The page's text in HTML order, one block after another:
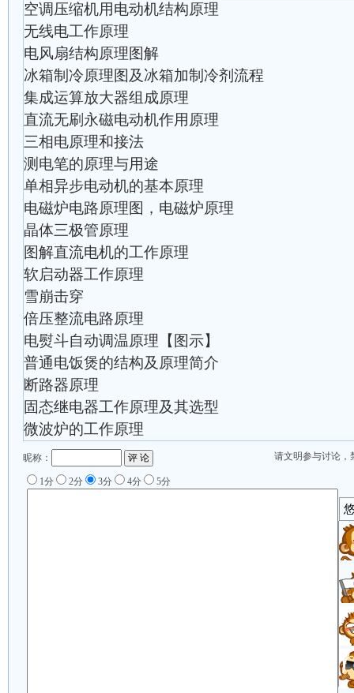
空调压缩机用电动机结构原理
无线电工作原理
电风扇结构原理图解
冰箱制冷原理图及冰箱加制冷剂流程
集成运算放大器组成原理
直流无刷永磁电动机作用原理
三相电原理和接法
测电笔的原理与用途
单相异步电动机的基本原理
电磁炉电路原理图，电磁炉原理
晶体三极管原理
图解直流电机的工作原理
软启动器工作原理
雪崩击穿
倍压整流电路原理
电熨斗自动调温原理【图示】
普通电饭煲的结构及原理简介
断路器原理
固态继电器工作原理及其选型
微波炉的工作原理
请文明参与讨论，
昵称：
1分 2分 3分 4分 5分